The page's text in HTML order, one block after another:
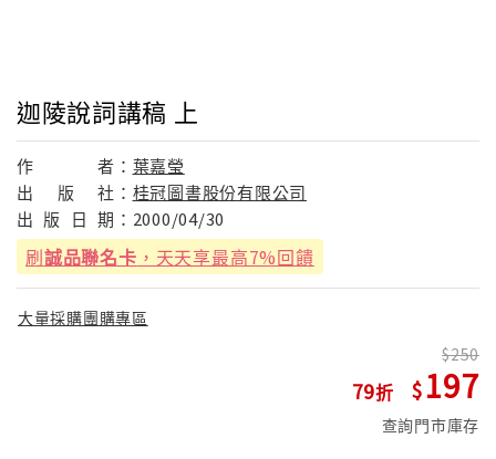
迦陵說詞講稿 上
作 者： 葉嘉瑩
出
版 社： 桂冠圖書股份有限公司
出 版 日 期： 2000/04/30
刷誠品聯名卡 ，天天享最高7%回饋
大量採購團購專區
79
250
197
查詢門市庫存